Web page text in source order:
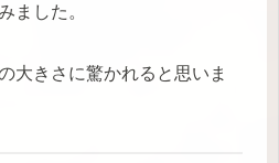
ました。
大きさに驚かれると思いま